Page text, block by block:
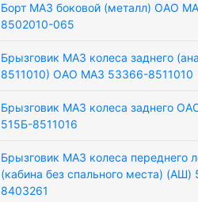
Борт МАЗ боковой (металл) ОАО
8502010-065
Брызговик МАЗ колеса заднего
8511010) ОАО МАЗ 53366-8511010
Брызговик МАЗ колеса заднего
515Б-8511016
Брызговик МАЗ колеса переднего
(кабина без спального места) (АШ)
8403261